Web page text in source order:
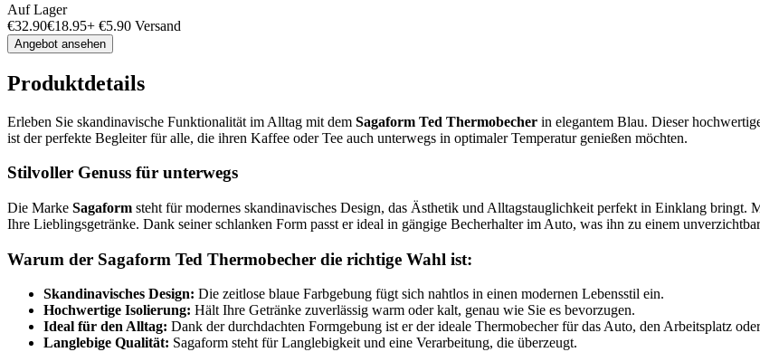
Auf Lager
€32.90€18.95+ €5.90 Versand
Angebot ansehen
Produktdetails
Erleben Sie skandinavische Funktionalität im Alltag mit dem Sagaform Ted Thermobecher in elegantem Blau. Dieser
ist der perfekte Begleiter für alle, die ihren Kaffee oder Tee auch unterwegs in optimaler Temperatur genießen möchten.
Stilvoller Genuss für unterwegs
Die Marke Sagaform steht für modernes skandinavisches Design, das Ästhetik und Alltagstauglichkeit perfekt in Einklang bringt.
Ihre Lieblingsgetränke. Dank seiner schlanken Form passt er ideal in gängige Becherhalter im Auto, was ihn zu einem
Warum der Sagaform Ted Thermobecher die richtige Wahl ist:
Skandinavisches Design: Die zeitlose blaue Farbgebung fügt sich nahtlos in einen modernen Lebensstil ein.
Hochwertige Isolierung: Hält Ihre Getränke zuverlässig warm oder kalt, genau wie Sie es bevorzugen.
Ideal für den Alltag: Dank der durchdachten Formgebung ist er der ideale Thermobecher für das Auto, den Arbeitsplatz
Langlebige Qualität: Sagaform steht für Langlebigkeit und eine Verarbeitung, die überzeugt.